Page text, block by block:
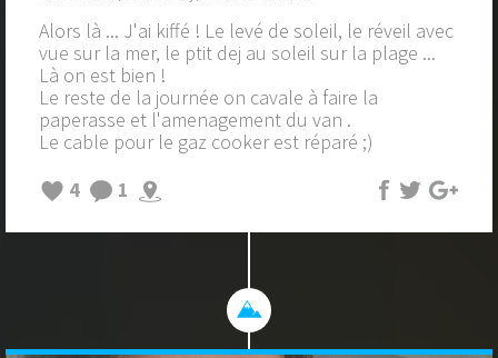
Alors là ... J'ai kiffé ! Le levé de soleil, le réveil avec
vue sur la mer, le ptit dej au soleil sur la plage ...
Là on est bien !
Le reste de la journée on cavale à faire la
paperasse et l'amenagement du van .
Le cable pour le gaz cooker est réparé ;)
4
1